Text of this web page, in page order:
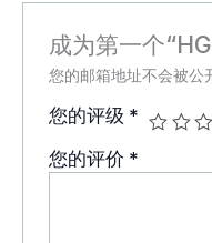
成为第一个
您的邮箱地址不会被公
您的评级 *
您的评价 *